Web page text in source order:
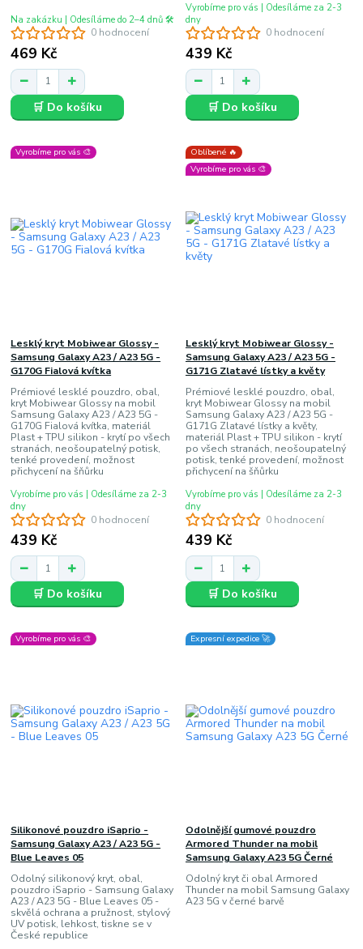
0 hodnocení
469 Kč
Na zakázku | Odesíláme do 2–4 dnů 🛠️
🛒 Do košíku
0 hodnocení
439 Kč
Vyrobíme pro vás | Odesíláme za 2-3
dny
🛒 Do košíku
Vyrobíme pro vás 🎨
0 hodnocení
Lesklý kryt Mobiwear Glossy -
Samsung Galaxy A23 / A23 5G -
G170G Fialová kvítka
Prémiové lesklé pouzdro, obal,
kryt Mobiwear Glossy na mobil
Samsung Galaxy A23 / A23 5G -
G170G Fialová kvítka, materiál
Plast + TPU silikon - krytí po všech
stranách, neošoupatelný potisk,
tenké provedení, možnost
přichycení na šňůrku
439 Kč
Vyrobíme pro vás | Odesíláme za 2-3
dny
🛒 Do košíku
Oblíbené 🔥
Vyrobíme pro vás 🎨
0 hodnocení
Lesklý kryt Mobiwear Glossy -
Samsung Galaxy A23 / A23 5G -
G171G Zlatavé lístky a květy
Prémiové lesklé pouzdro, obal,
kryt Mobiwear Glossy na mobil
Samsung Galaxy A23 / A23 5G -
G171G Zlatavé lístky a květy,
materiál Plast + TPU silikon - krytí
po všech stranách, neošoupatelný
potisk, tenké provedení, možnost
přichycení na šňůrku
439 Kč
Vyrobíme pro vás | Odesíláme za 2-3
dny
🛒 Do košíku
Vyrobíme pro vás 🎨
Silikonové pouzdro iSaprio -
Samsung Galaxy A23 / A23 5G -
Blue Leaves 05
Odolný silikonový kryt, obal,
pouzdro iSaprio - Samsung Galaxy
A23 / A23 5G - Blue Leaves 05 -
skvělá ochrana a pružnost, stylový
UV potisk, lehkost, tiskne se v
České republice
Expresní expedice 🚀
Odolnější gumové pouzdro
Armored Thunder na mobil
Samsung Galaxy A23 5G Černé
Odolný kryt či obal Armored
Thunder na mobil Samsung Galaxy
A23 5G v černé barvě